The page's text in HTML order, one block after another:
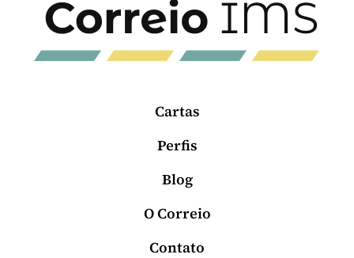
Cartas
Perfis
Blog
O Correio
Contato